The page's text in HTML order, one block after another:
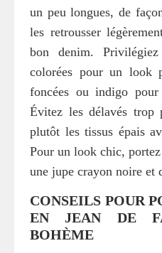
un peu longues, de
les retrousser
bon denim.
colorées pour un look
foncées ou indigo
Évitez les délavés trop
plutôt les tissus épais
Pour un look chic,
une jupe crayon noire et
CONSEILS POUR
EN JEAN DE
BOHÈME